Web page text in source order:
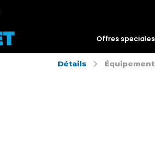
Offres speciales
Détails Équipement